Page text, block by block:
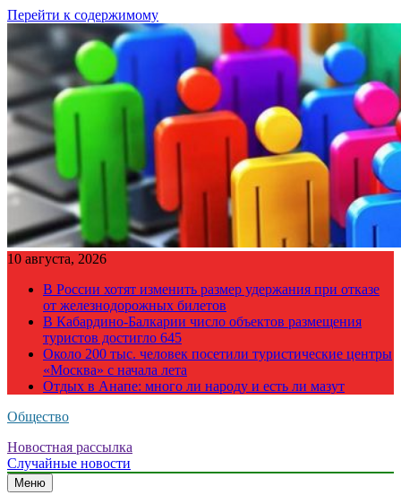
Перейти к содержимому
10 августа, 2026
В России хотят изменить размер удержания при отказе
от железнодорожных билетов
В Кабардино-Балкарии число объектов размещения
туристов достигло 645
Около 200 тыс. человек посетили туристические центры
«Москва» с начала лета
Отдых в Анапе: много ли народу и есть ли мазут
Общество
Новостная рассылка
Случайные новости
Меню